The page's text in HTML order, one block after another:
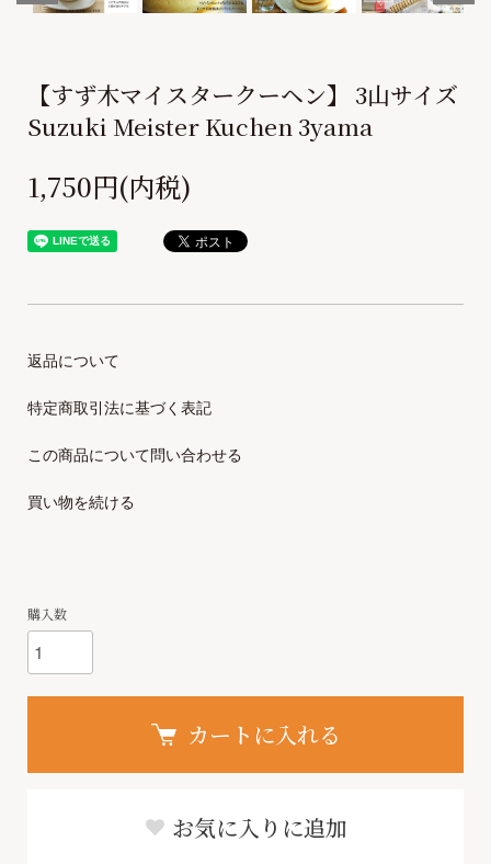
【すず木マイスタークーヘン】 3山サイズ
Suzuki Meister Kuchen 3yama
1,750円(内税)
返品について
特定商取引法に基づく表記
この商品について問い合わせる
買い物を続ける
購入数
カートに入れる
お気に入りに追加